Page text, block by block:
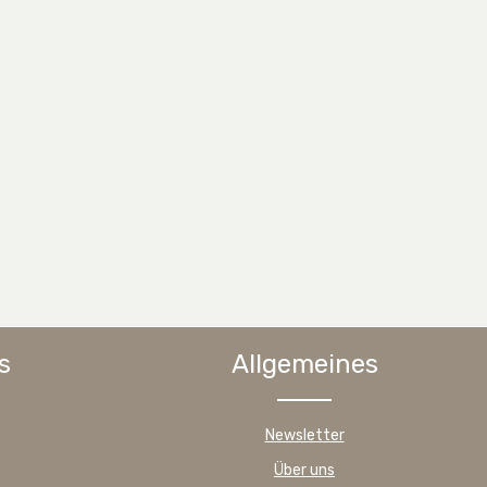
Allgemeines
Newsletter
Über uns